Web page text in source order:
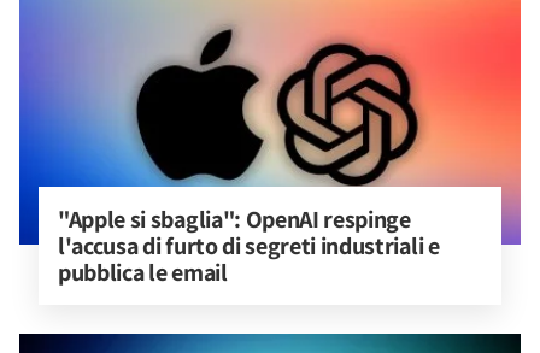
"Apple si sbaglia": OpenAI respinge
l'accusa di furto di segreti industriali e
pubblica le email